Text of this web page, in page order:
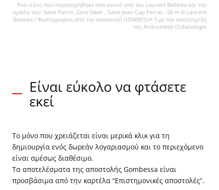
Ένα είδος που παρατηρήθηκε από κοντά από τον Laurent Ballesta και την
ομάδα του: Saint Pierre, Zeus faber , Saint-Jean-Cap-Ferrat, -50 m © Laurent
Ballesta / Φωτογραφίες από την αποστολή GOMBESSA 5 με την υποστήριξη
της Andromède Océanologie
Είναι εύκολο να φτάσετε
εκεί
Το μόνο που χρειάζεται είναι μερικά κλικ για τη
δημιουργία ενός δωρεάν λογαριασμού και το περιεχόμενο
είναι αμέσως διαθέσιμο.
Τα αποτελέσματα της αποστολής Gombessa είναι
προσβάσιμα από την καρτέλα “Επιστημονικές αποστολές”.